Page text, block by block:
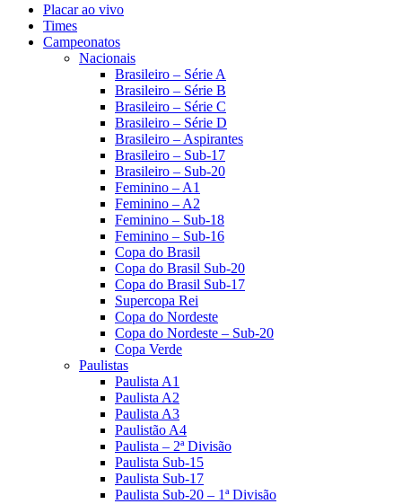
Placar ao vivo
Times
Campeonatos
Nacionais
Brasileiro – Série A
Brasileiro – Série B
Brasileiro – Série C
Brasileiro – Série D
Brasileiro – Aspirantes
Brasileiro – Sub-17
Brasileiro – Sub-20
Feminino – A1
Feminino – A2
Feminino – Sub-18
Feminino – Sub-16
Copa do Brasil
Copa do Brasil Sub-20
Copa do Brasil Sub-17
Supercopa Rei
Copa do Nordeste
Copa do Nordeste – Sub-20
Copa Verde
Paulistas
Paulista A1
Paulista A2
Paulista A3
Paulistão A4
Paulista – 2ª Divisão
Paulista Sub-15
Paulista Sub-17
Paulista Sub-20 – 1ª Divisão